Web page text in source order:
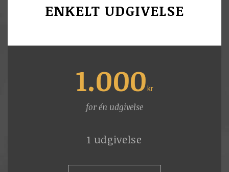
ENKELT UDGIVELSE
1.000kr
for én udgivelse
1 udgivelse